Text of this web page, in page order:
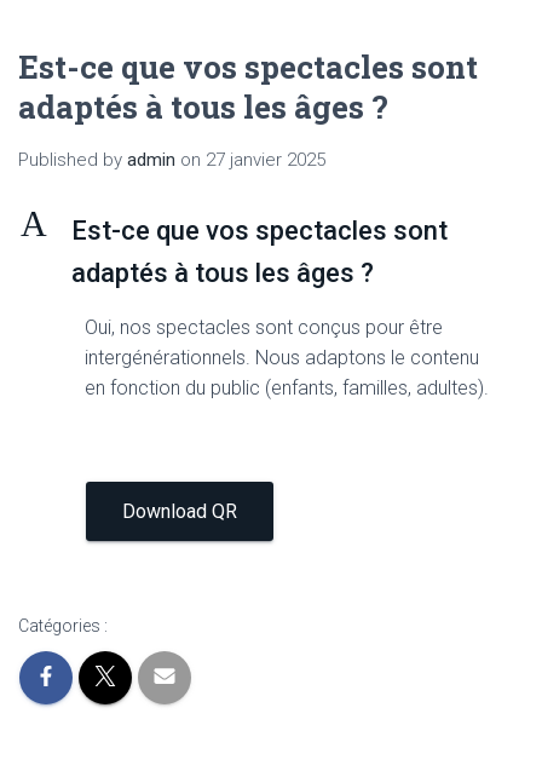
Est-ce que vos spectacles sont
adaptés à tous les âges ?
Published by admin on 27 janvier 2025
A
Est-ce que vos spectacles sont
adaptés à tous les âges ?
Oui, nos spectacles sont conçus pour être
intergénérationnels. Nous adaptons le contenu
en fonction du public (enfants, familles, adultes).
Download QR
Catégories :